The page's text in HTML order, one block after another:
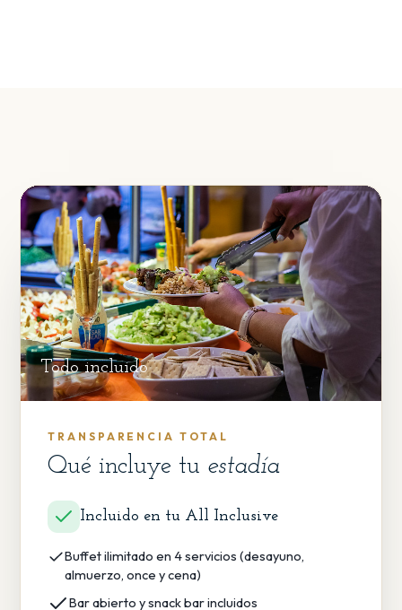
Todo incluido
TRANSPARENCIA TOTAL
Qué incluye tu estadía
Incluido en tu All Inclusive
Buffet ilimitado en 4 servicios (desayuno,
almuerzo, once y cena)
Bar abierto y snack bar incluidos